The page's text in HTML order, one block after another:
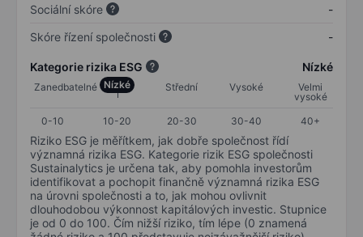
Sociální skóre
-
Skóre řízení společnosti
-
Kategorie rizika ESG Nízké
Zanedbatelné Nízké Střední Vysoké
Velmi
vysoké
0-10
10-20 20-30 30-40 40+
Riziko ESG je měřítkem, jak dobře společnost řídí
významná rizika ESG. Kategorie rizik ESG společnosti
Sustainalytics je určena tak, aby pomohla investorům
identifikovat a pochopit finančně významná rizika ESG
na úrovni společnosti a to, jak mohou ovlivnit
dlouhodobou výkonnost kapitálových investic. Stupnice
je od 0 do 100. Čím nižší riziko, tím lépe (0 znamená